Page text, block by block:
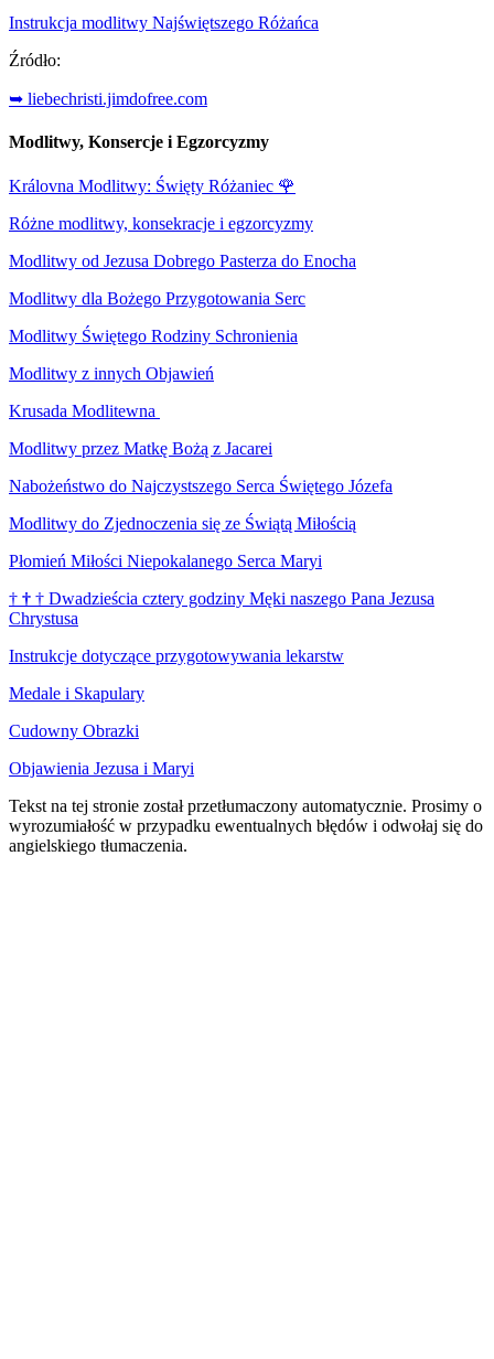
Instrukcja modlitwy Najświętszego Różańca
Źródło:
➥ liebechristi.jimdofree.com
Modlitwy, Konsercje i Egzorcyzmy
Královna Modlitwy: Święty Różaniec 🌹
Różne modlitwy, konsekracje i egzorcyzmy
Modlitwy od Jezusa Dobrego Pasterza do Enocha
Modlitwy dla Bożego Przygotowania Serc
Modlitwy Świętego Rodziny Schronienia
Modlitwy z innych Objawień
Krusada Modlitewna
Modlitwy przez Matkę Bożą z Jacarei
Nabożeństwo do Najczystszego Serca Świętego Józefa
Modlitwy do Zjednoczenia się ze Świątą Miłością
Płomień Miłości Niepokalanego Serca Maryi
† † † Dwadzieścia cztery godziny Męki naszego Pana Jezusa
Chrystusa
Instrukcje dotyczące przygotowywania lekarstw
Medale i Skapulary
Cudowny Obrazki
Objawienia Jezusa i Maryi
Tekst na tej stronie został przetłumaczony automatycznie. Prosimy o
wyrozumiałość w przypadku ewentualnych błędów i odwołaj się do
angielskiego tłumaczenia.